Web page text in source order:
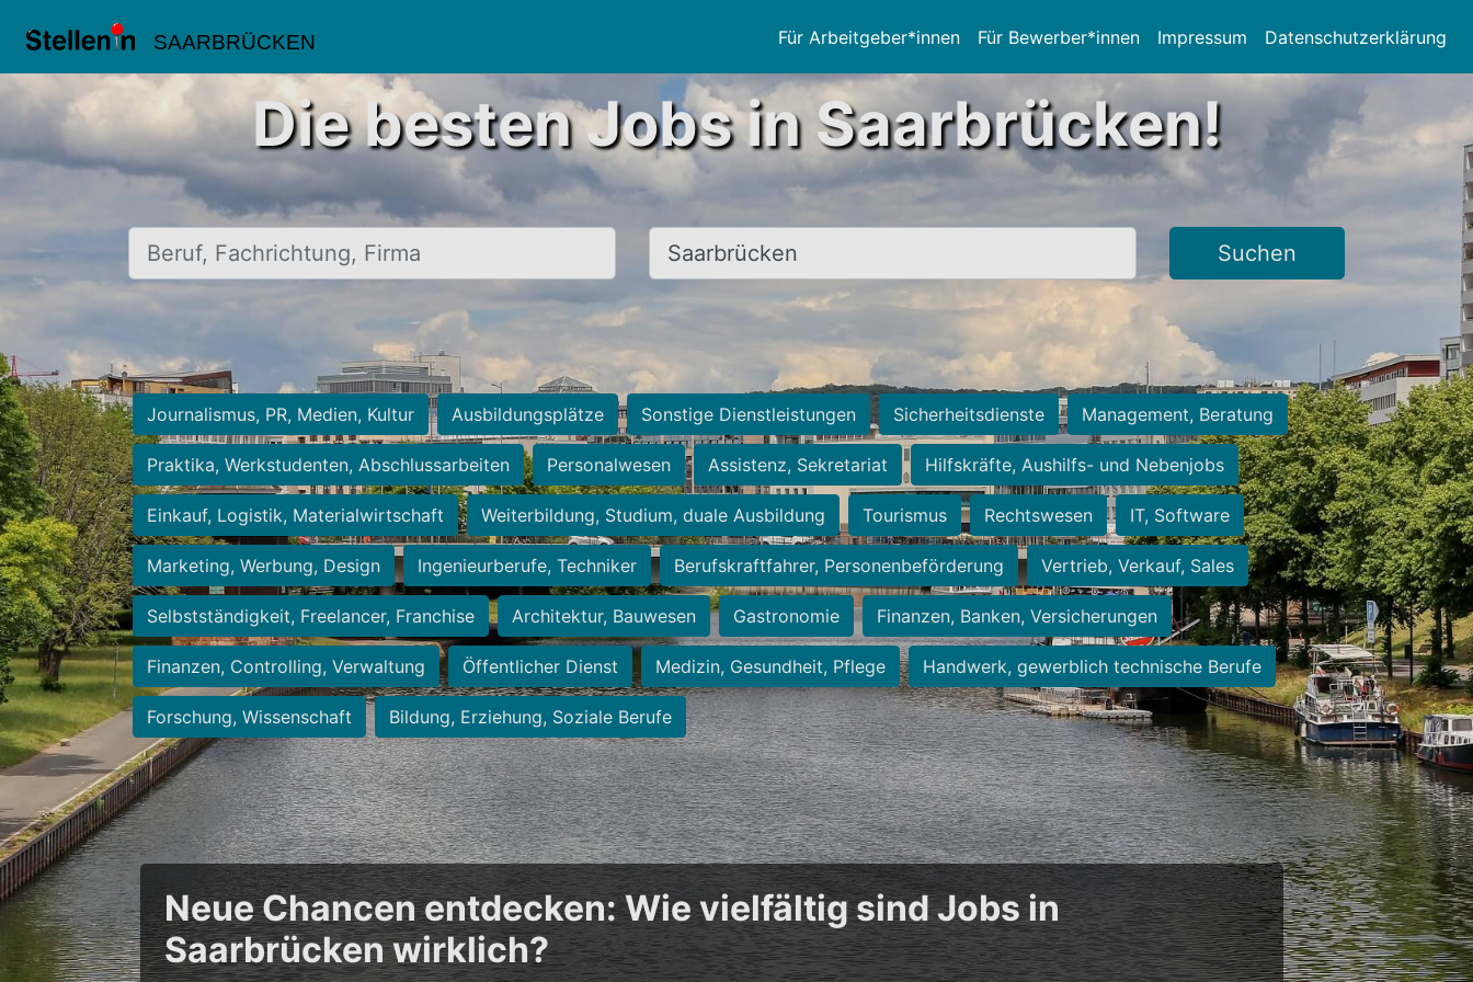
SAARBRÜCKEN Für Arbeitgeber*innen Für Bewerber*innen Impressum Datenschutzerklärung
Die besten Jobs in Saarbrücken!
Beruf, Fachrichtung, Firma Ort, Stadt Suchen
Journalismus, PR, Medien, Kultur Ausbildungsplätze Sonstige Dienstleistungen Sicherheitsdienste Management, Beratung
Praktika, Werkstudenten, Abschlussarbeiten Personalwesen Assistenz, Sekretariat Hilfskräfte, Aushilfs- und Nebenjobs
Einkauf, Logistik, Materialwirtschaft Weiterbildung, Studium, duale Ausbildung Tourismus Rechtswesen IT, Software
Marketing, Werbung, Design Ingenieurberufe, Techniker Berufskraftfahrer, Personenbeförderung Vertrieb, Verkauf, Sales
Selbstständigkeit, Freelancer, Franchise Architektur, Bauwesen Gastronomie Finanzen, Banken, Versicherungen
Finanzen, Controlling, Verwaltung Öffentlicher Dienst Medizin, Gesundheit, Pflege Handwerk, gewerblich technische Berufe
Forschung, Wissenschaft Bildung, Erziehung, Soziale Berufe
Neue Chancen entdecken: Wie vielfältig sind Jobs in
Saarbrücken wirklich?